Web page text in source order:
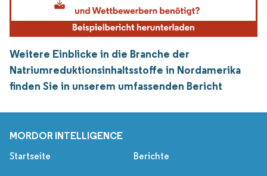
Weitere Einblicke in die Branche der
Natriumreduktionsinhaltsstoffe in Nordamerika
finden Sie in unserem umfassenden Bericht
MORDOR INTELLIGENCE
Startseite Berichte